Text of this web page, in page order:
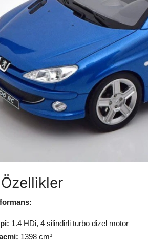
1.4 HDi, 4 silindirli turbo dizel motor
1398 cm³